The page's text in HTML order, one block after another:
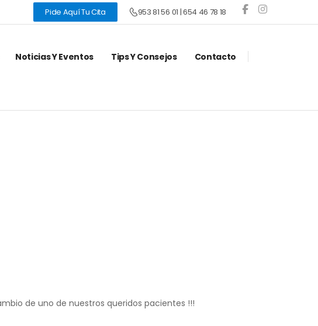
Pide Aquí Tu Cita 953 81 56 01 | 654 46 78 18
Noticias Y Eventos Tips Y Consejos Contacto
de uno de nuestros queridos pacientes !!!